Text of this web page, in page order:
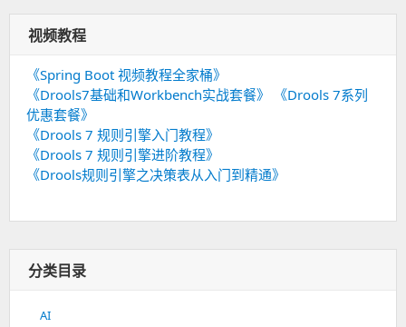
视频教程
《Spring Boot 视频教程全家桶》
《Drools7基础和Workbench实战套餐》
《Drools 7系列
优惠套餐》
《Drools 7 规则引擎入门教程》
《Drools 7 规则引擎进阶教程》
《Drools规则引擎之决策表从入门到精通》
分类目录
AI